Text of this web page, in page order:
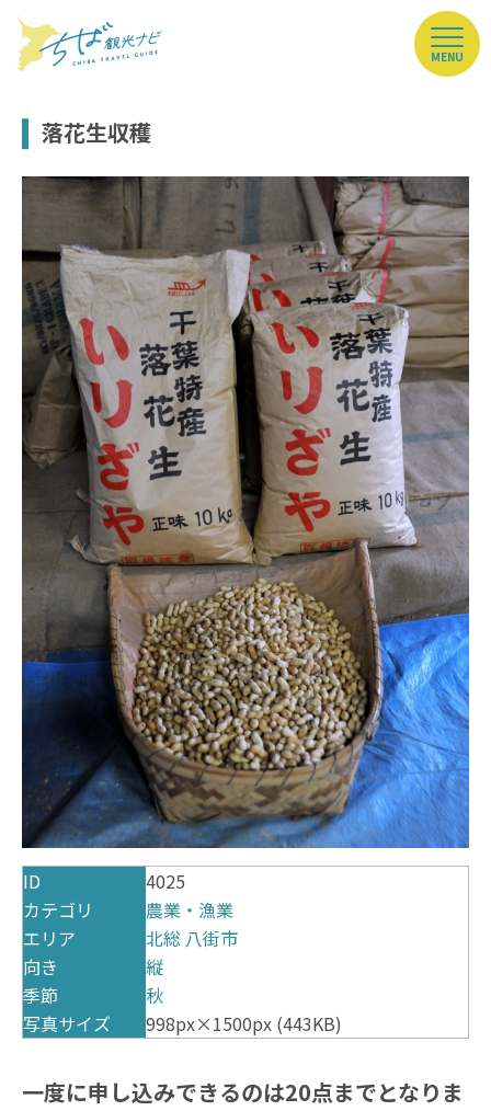
MENU
落花生収穫
ID
4025
カテゴリ
農業・漁業
エリア
北総 八街市
向き
縦
季節
秋
写真サイズ
998px×1500px (443KB)
一度に申し込みできるのは20点までとなりま